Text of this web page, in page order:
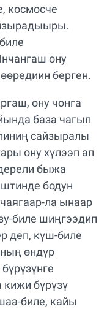
космосче
ону
берген.
ону чонга
база чагып
сайзыралы
ону хүлээп ап
быжа
бодун
ла ынаар
биле шиңгээдип
деп, күш-биле
өндүр
кижи бүрүзү
биле, кайы